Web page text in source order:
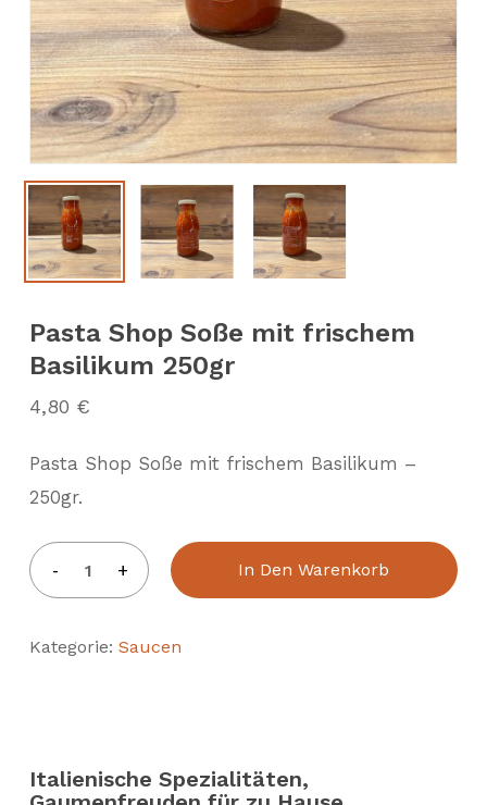
Pasta Shop Soße mit frischem
Basilikum 250gr
4,80 €
Pasta Shop Soße mit frischem Basilikum –
250gr.
In Den Warenkorb
Kategorie: Saucen
Italienische Spezialitäten,